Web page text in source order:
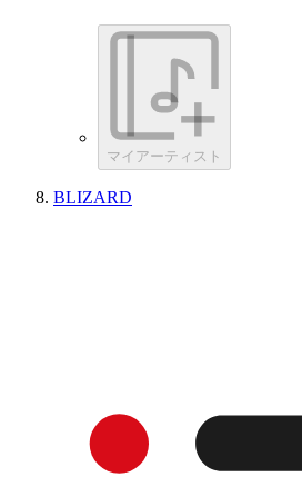
マイアーティスト
BLIZARD